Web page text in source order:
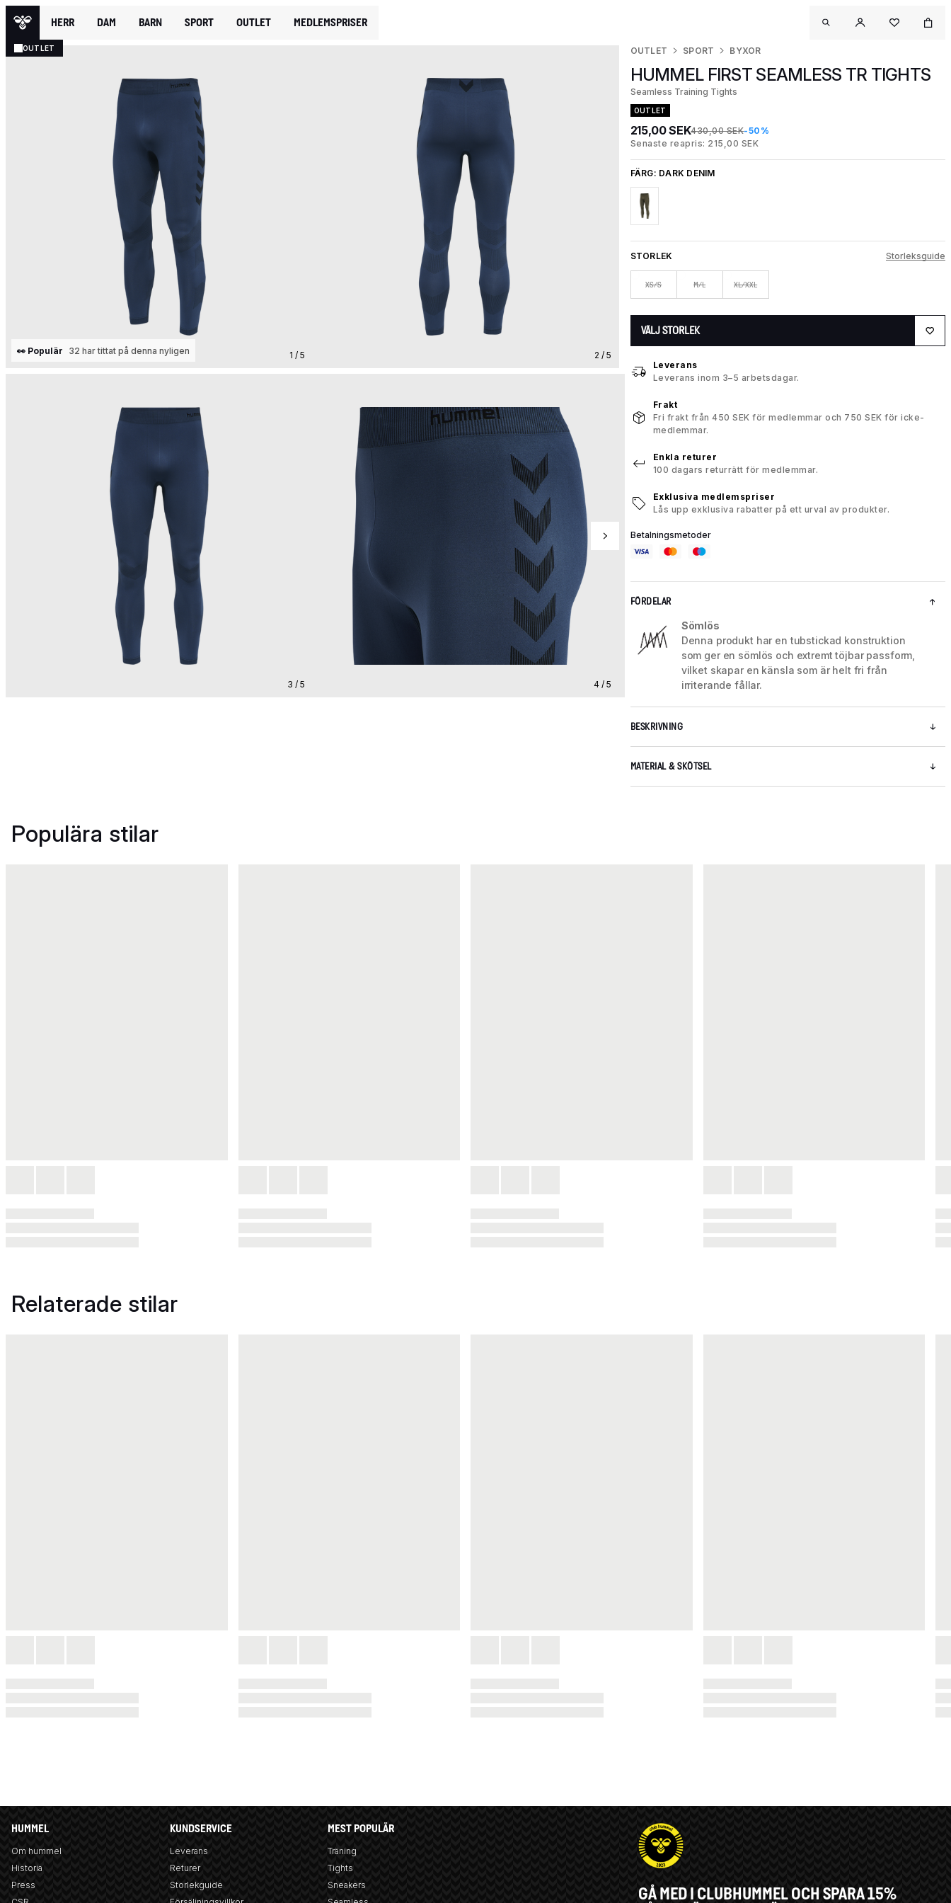
HERR DAM BARN SPORT OUTLET MEDLEMSPRISER
OUTLET
1 / 5
👀 Populär 32 har tittat på denna nyligen 2 / 5
3 / 5 4 / 5
OUTLET SPORT BYXOR
HUMMEL FIRST SEAMLESS TR TIGHTS
Seamless Training Tights
OUTLET
215,00 SEK430,00 SEK-50%
Senaste reapris: 215,00 SEK
FÄRG: DARK DENIM
STORLEK Storleksguide
XS/S M/L XL/XXL
VÄLJ STORLEK
Leverans
Leverans inom 3–5 arbetsdagar.
Frakt
Fri frakt från 450 SEK för medlemmar och 750 SEK för icke-
medlemmar.
Enkla returer
100 dagars returrätt för medlemmar.
Exklusiva medlemspriser
Lås upp exklusiva rabatter på ett urval av produkter.
Betalningsmetoder
FÖRDELAR
Sömlös
Denna produkt har en tubstickad konstruktion
som ger en sömlös och extremt töjbar passform,
vilket skapar en känsla som är helt fri från
irriterande fållar.
BESKRIVNING
MATERIAL & SKÖTSEL
Populära stilar
Relaterade stilar
HUMMEL
Om hummel
Historia
Press
KUNDSERVICE
Leverans
Returer
Storlekguide
MEST POPULÄR
Träning
Tights
Sneakers
GÅ MED I CLUBHUMMEL OCH SPARA 15%